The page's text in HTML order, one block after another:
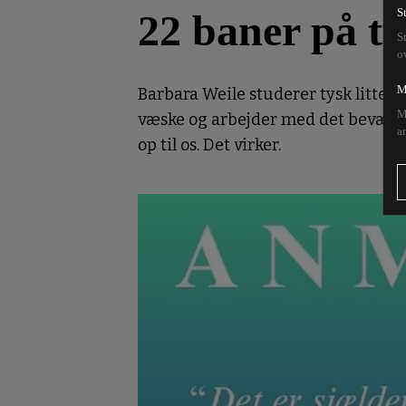
22 baner på
Barbara Weile studerer tysk
væske og arbejder med det
op til os. Det virker.